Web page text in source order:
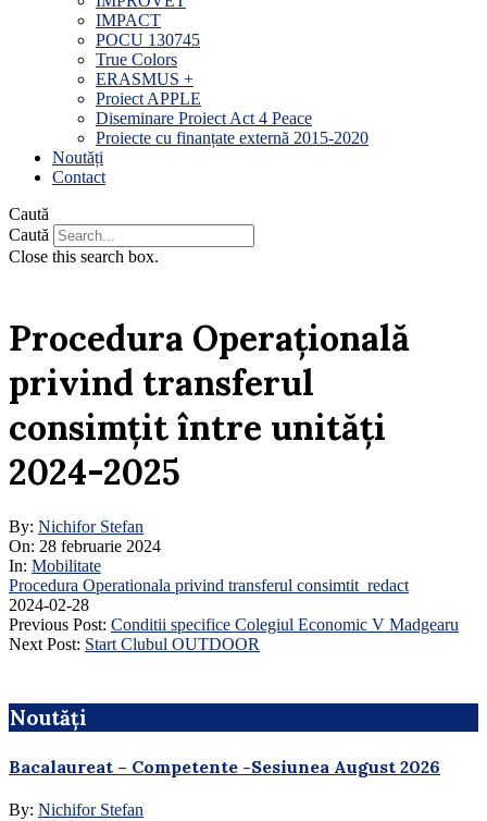
IMPACT
POCU 130745
True Colors
ERASMUS +
Proiect APPLE
Diseminare Proiect Act 4 Peace
Proiecte cu finanțate externă 2015-2020
Noutăți
Contact
Caută
Caută
Close this search box.
Procedura Operațională
privind transferul
consimțit între unități
2024-2025
By: Nichifor Stefan
On: 28 februarie 2024
In: Mobilitate
Procedura Operationala privind transferul consimtit_redact
2024-02-28
Previous Post: Conditii specifice Colegiul Economic V Madgearu
Next Post: Start Clubul OUTDOOR
Noutăți
Bacalaureat – Competente -Sesiunea August 2026
By: Nichifor Stefan